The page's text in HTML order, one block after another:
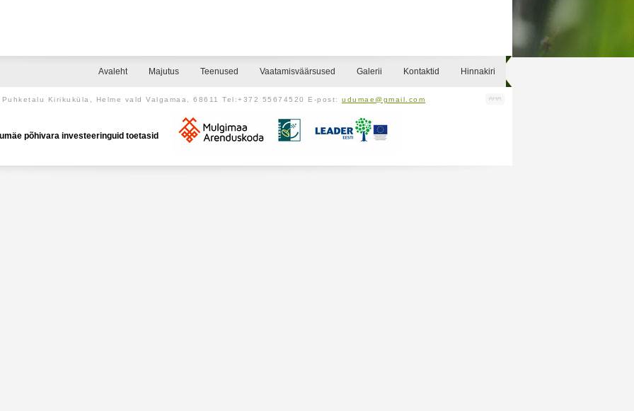
Avaleht Majutus Teenused Vaatamisväärsused Galerii Kontaktid Hinnakiri
Puhketalu Kirikuküla, Helme vald Valgamaa, 68611 Tel:+372 55674520 E-post: udumae@gmail.com
põhivara investeeringuid toetasid